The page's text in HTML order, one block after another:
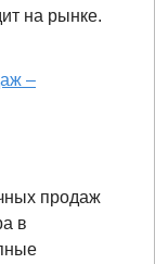
на рынке.
–
продаж
в